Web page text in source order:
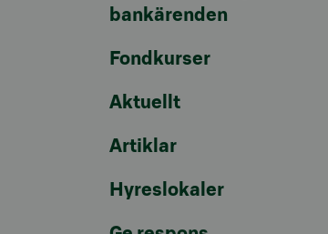
bankärenden
Fondkurser
Aktuellt
Artiklar
Hyreslokaler